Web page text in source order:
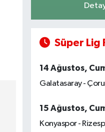
Süper Lig
14 Ağustos,
Galatasaray -
15 Ağustos,
Konyaspor -